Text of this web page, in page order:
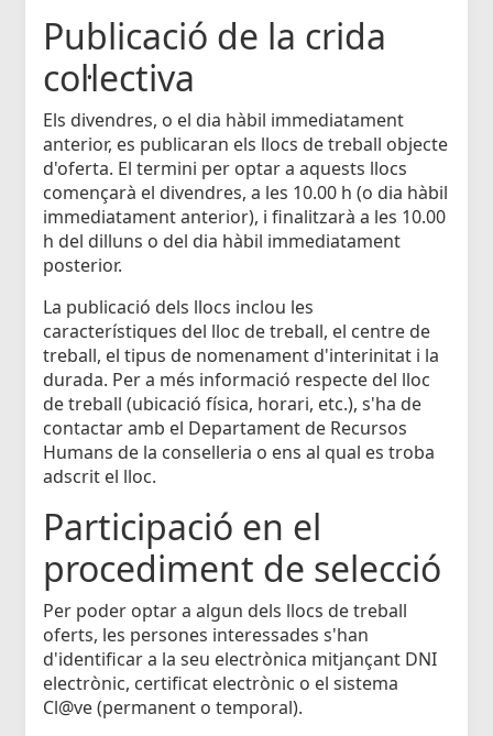
Publicació de la crida
col·lectiva
Els divendres, o el dia hàbil immediatament
anterior, es publicaran els llocs de treball objecte
d'oferta. El termini per optar a aquests llocs
començarà el divendres, a les 10.00 h (o dia hàbil
immediatament anterior), i finalitzarà a les 10.00
h del dilluns o del dia hàbil immediatament
posterior.
La publicació dels llocs inclou les
característiques del lloc de treball, el centre de
treball, el tipus de nomenament d'interinitat i la
durada. Per a més informació respecte del lloc
de treball (ubicació física, horari, etc.), s'ha de
contactar amb el Departament de Recursos
Humans de la conselleria o ens al qual es troba
adscrit el lloc.
Participació en el
procediment de selecció
Per poder optar a algun dels llocs de treball
oferts, les persones interessades s'han
d'identificar a la seu electrònica mitjançant DNI
electrònic, certificat electrònic o el sistema
Cl@ve (permanent o temporal).